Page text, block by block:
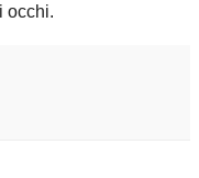
occhi.